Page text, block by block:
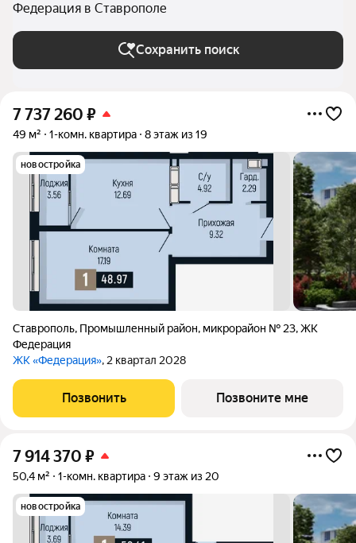
Федерация в Ставрополе
Сохранить поиск
7 737 260 ₽
49 м² 1-комн. квартира 8 этаж из 19
новостройка
Ставрополь, Промышленный район, микрорайон № 23,ЖК
Федерация
ЖК «Федерация», 2 квартал 2028
Позвонить Позвоните мне
7 914 370 ₽
50,4 м² 1-комн. квартира 9 этаж из 20
новостройка